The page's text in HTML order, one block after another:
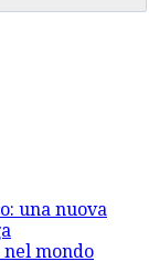
una nuova
mondo